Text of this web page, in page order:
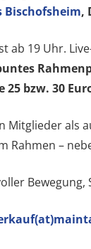
Bischofsheim,
ab 19 Uhr.
bzw. 30
als
Rahmen –
Bewegung,